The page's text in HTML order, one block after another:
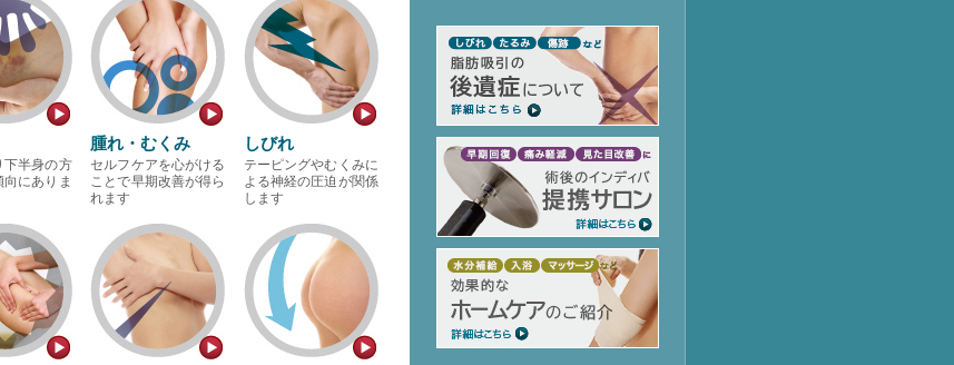
下半身の方
にありま
腫れ・むくみ
セルフケアを心がける
ことで早期改善が得ら
れます
しびれ
テーピングやむくみに
よる神経の圧迫が関係
します